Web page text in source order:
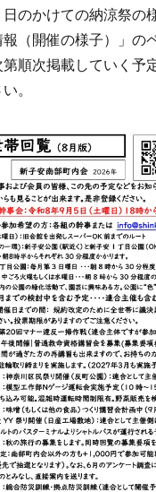
日のかけての納涼祭の
報（開催の様子）」の
順次掲載していく予
。